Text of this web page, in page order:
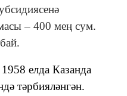
– 400 мең сум.
елда Казанда
тәрбияләнгән.